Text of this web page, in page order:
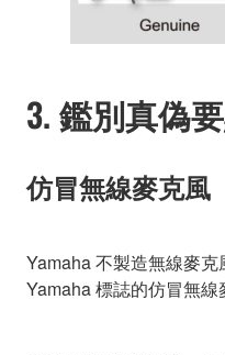
3. 鑑別真偽
仿冒無線麥克風
Yamaha 不製造無線麥
Yamaha 標誌的仿冒無線